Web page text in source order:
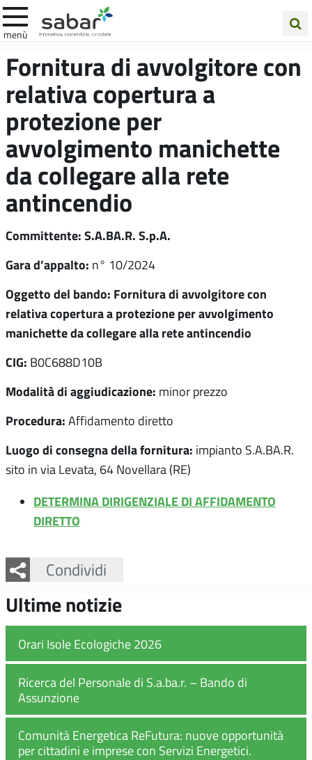
menù
nel
sito
Fornitura di avvolgitore con
relativa copertura a
protezione per
avvolgimento manichette
da collegare alla rete
antincendio
Committente: S.A.BA.R. S.p.A.
Gara d’appalto: n° 10/2024
Oggetto del bando: Fornitura di avvolgitore con
relativa copertura a protezione per avvolgimento
manichette da collegare alla rete antincendio
CIG: B0C688D10B
Modalità di aggiudicazione: minor prezzo
Procedura: Affidamento diretto
Luogo di consegna della fornitura: impianto S.A.BA.R.
sito in via Levata, 64 Novellara (RE)
DETERMINA DIRIGENZIALE DI AFFIDAMENTO
DIRETTO
Condividi
Facebook
Twitter
Whatsapp
Ultime notizie
Orari Isole Ecologiche 2026
Ricerca del Personale di S.a.ba.r. – Bando di
Assunzione
Comunità Energetica ReFutura: nuove opportunità
per cittadini e imprese con Servizi Energetici.